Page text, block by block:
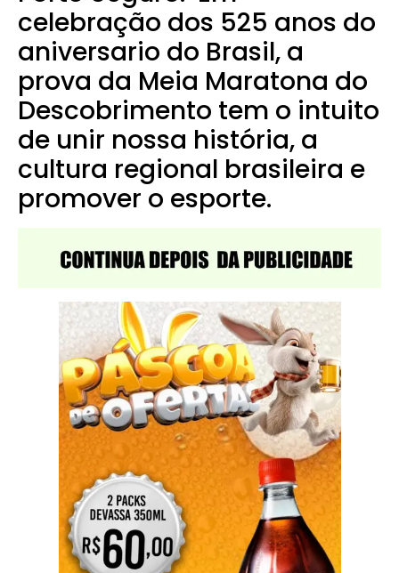
celebração dos 525 anos do
aniversario do Brasil, a
prova da Meia Maratona do
Descobrimento tem o intuito
de unir nossa história, a
cultura regional brasileira e
promover o esporte.